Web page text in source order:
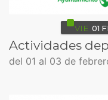
VIE 01
Actividades
del 01 al 03 de